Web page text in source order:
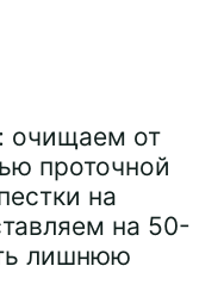
очищаем от
проточной
на
на 50-
лишнюю